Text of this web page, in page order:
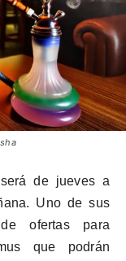
de jueves a
Uno de sus
ofertas para
que podrán